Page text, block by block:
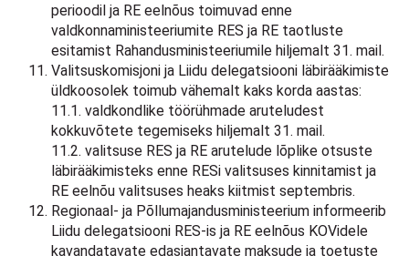
perioodil ja RE eelnõus toimuvad enne
valdkonnaministeeriumite RES ja RE taotluste
esitamist Rahandusministeeriumile hiljemalt 31. mail.
Valitsuskomisjoni ja Liidu delegatsiooni läbirääkimiste
üldkoosolek toimub vähemalt kaks korda aastas:
11.1. valdkondlike töörühmade aruteludest
kokkuvõtete tegemiseks hiljemalt 31. mail.
11.2. valitsuse RES ja RE arutelude lõplike otsuste
läbirääkimisteks enne RESi valitsuses kinnitamist ja
RE eelnõu valitsuses heaks kiitmist septembris.
Regionaal- ja Põllumajandusministeerium informeerib
Liidu delegatsiooni RES-is ja RE eelnõus KOVidele
kavandatavate edasiantavate maksude ja toetuste